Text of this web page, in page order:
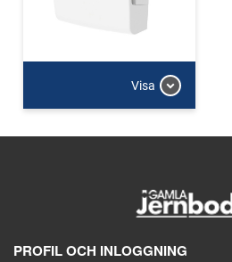
Visa
PROFIL OCH INLOGGNING